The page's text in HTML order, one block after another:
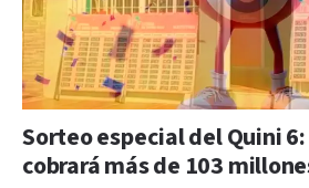
Sorteo especial del Quini
cobrará más de 103